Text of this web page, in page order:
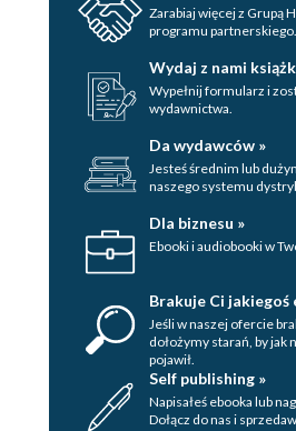
Zarabiaj więcej z Grupą
programu partnerskiego.
Wydaj z nami
Wypełnij formularz i
wydawnictwa.
Da wydawców »
Jesteś średnim lub
naszego systemu
Dla biznesu »
Ebooki i audiobooki w
Brakuje Ci jakiegoś
Jeśli w naszej ofercie
dołożymy starań, by jak
pojawił.
Self publishing »
Napisałeś ebooka lub
Dołącz do nas i